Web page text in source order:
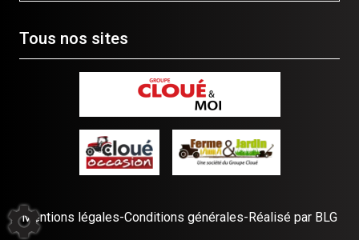
Tous nos sites
Mentions légales-Conditions générales-Réalisé par BLG